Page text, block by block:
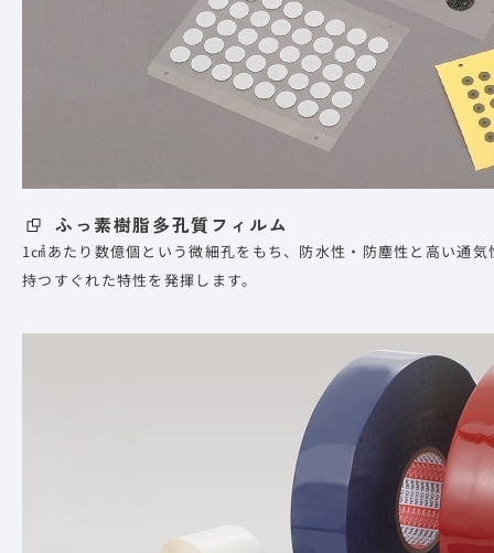
ふっ素樹脂多孔質フィルム
1㎠あたり数億個という微細孔をもち、防水性・防塵性と高い通
持つすぐれた特性を発揮します。